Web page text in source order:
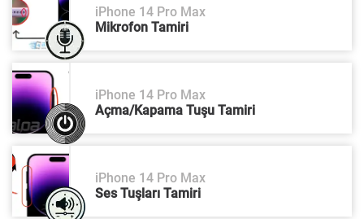
iPhone 14 Pro Max
Mikrofon Tamiri
iPhone 14 Pro Max
Açma/Kapama Tuşu Tamiri
iPhone 14 Pro Max
Ses Tuşları Tamiri